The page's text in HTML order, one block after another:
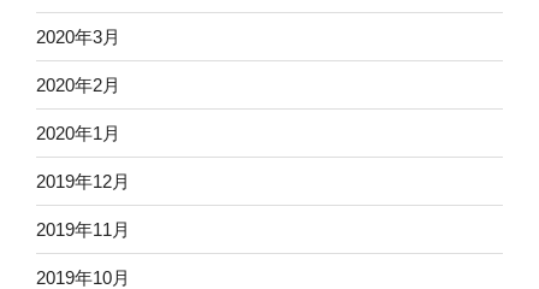
2020年3月
2020年2月
2020年1月
2019年12月
2019年11月
2019年10月